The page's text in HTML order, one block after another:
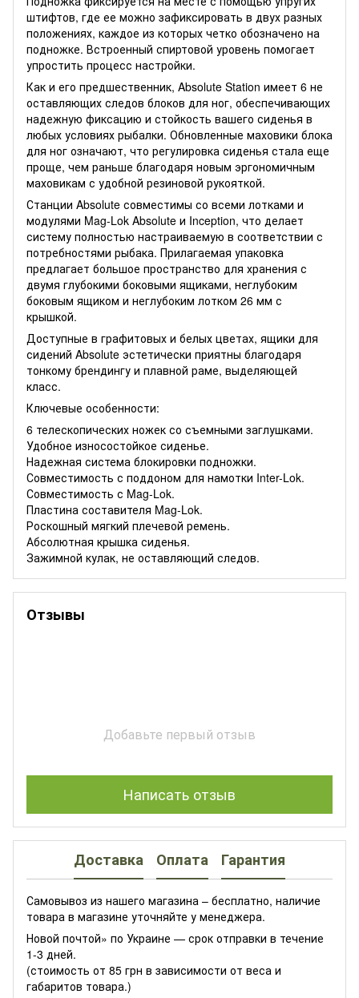
штифтов, где ее можно зафиксировать в двух разных
положениях, каждое из которых четко обозначено на
подножке. Встроенный спиртовой уровень помогает
упростить процесс настройки.
Как и его предшественник, Absolute Station имеет 6 не
оставляющих следов блоков для ног, обеспечивающих
надежную фиксацию и стойкость вашего сиденья в
любых условиях рыбалки. Обновленные маховики блока
для ног означают, что регулировка сиденья стала еще
проще, чем раньше благодаря новым эргономичным
маховикам с удобной резиновой рукояткой.
Станции Absolute совместимы со всеми лотками и
модулями Mag-Lok Absolute и Inception, что делает
систему полностью настраиваемую в соответствии с
потребностями рыбака. Прилагаемая упаковка
предлагает большое пространство для хранения с
двумя глубокими боковыми ящиками, неглубоким
боковым ящиком и неглубоким лотком 26 мм с
крышкой.
Доступные в графитовых и белых цветах, ящики для
сидений Absolute эстетически приятны благодаря
тонкому брендингу и плавной раме, выделяющей
класс.
Ключевые особенности:
6 телескопических ножек со съемными заглушками.
Удобное износостойкое сиденье.
Надежная система блокировки подножки.
Совместимость с поддоном для намотки Inter-Lok.
Совместимость с Mag-Lok.
Пластина составителя Mag-Lok.
Роскошный мягкий плечевой ремень.
Абсолютная крышка сиденья.
Зажимной кулак, не оставляющий следов.
Отзывы
Добавьте первый отзыв
Написать отзыв
Доставка Оплата Гарантия
Самовывоз из нашего магазина – бесплатно, наличие
товара в магазине уточняйте у менеджера.
Новой почтой» по Украине — срок отправки в течение
1-3 дней.
(стоимость от 85 грн в зависимости от веса и
габаритов товара.)